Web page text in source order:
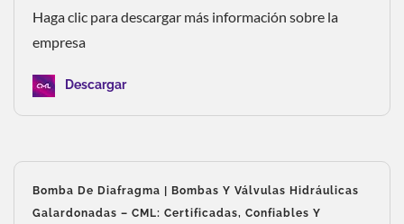
Haga clic para descargar más información sobre la
empresa
Descargar
Bomba De Diafragma | Bombas Y Válvulas Hidráulicas
Galardonadas – CML: Certificadas, Confiables Y